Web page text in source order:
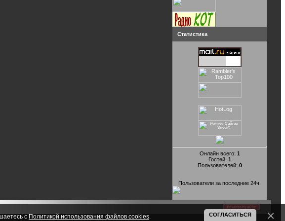
Статистика
Онлайн всего: 1
Гостей: 1
Пользователей: 0
Пользователи за последние 24ч.
сПолитикой использования файлов cookies СОГЛАСИТЬСЯ